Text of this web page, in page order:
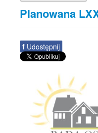
Planowana
f Udostępnij